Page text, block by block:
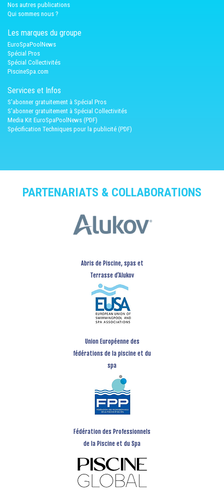
Nos autres publications
Qui sommes nous ?
Les marques du groupe
EuroSpaPoolNews
Spécial Pros
Spécial Collectivités
PiscineSpa.com
Services et Infos
S'abonner gratuitement à Spécial Pros
S'abonner gratuitement à Spécial Collectivités
Media Kit EuroSpaPoolNews (PDF)
Spécification Techniques pour la publicité (PDF)
PARTENARIATS & COLLABORATIONS
Abris de Piscine, spas et
Terrasse d’Alukov
Union Européenne des
fédérations de la piscine et du
spa
Fédération des Professionnels
de la Piscine et du Spa